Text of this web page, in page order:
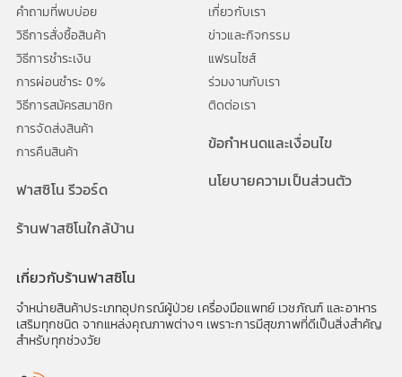
คำถามที่พบบ่อย
วิธีการสั่งซื้อสินค้า
วิธีการชำระเงิน
การผ่อนชำระ 0%
วิธีการสมัครสมาชิก
การจัดส่งสินค้า
การคืนสินค้า
ฟาสซิโน รีวอร์ด
ร้านฟาสซิโนใกล้บ้าน
เกี่ยวกับเรา
ข่าวและกิจกรรม
แฟรนไซส์
ร่วมงานกับเรา
ติดต่อเรา
ข้อกำหนดและเงื่อนไข
นโยบายความเป็นส่วนตัว
เกี่ยวกับร้านฟาสซิโน
จำหน่ายสินค้าประเภทอุปกรณ์ผู้ป่วย เครื่องมือแพทย์ เวชภัณฑ์ และอาหาร
เสริมทุกชนิด จากแหล่งคุณภาพต่างๆ เพราะการมีสุขภาพที่ดีเป็นสิ่งสำคัญ
สำหรับทุกช่วงวัย